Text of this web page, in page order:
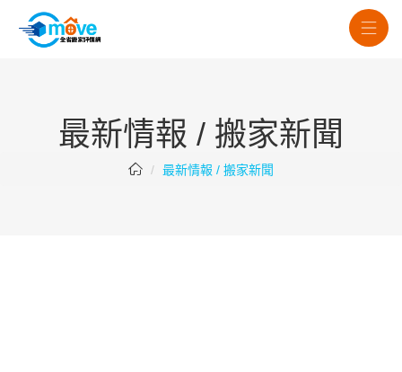
最新情報 / 搬家新聞
最新情報 / 搬家新聞